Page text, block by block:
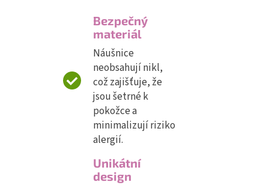
Bezpečný
materiál
Náušnice
neobsahují nikl,
což zajišťuje, že
jsou šetrné k
pokožce a
minimalizují riziko
alergií.
Unikátní
design